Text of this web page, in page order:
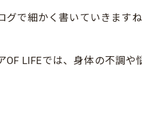
で細かく書いていきますね
OF LIFEでは、身体の不調